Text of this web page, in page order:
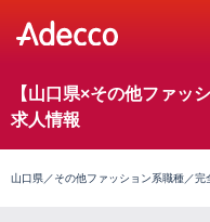
【山口県×その他ファッ
求人情報
山口県／その他ファッション系職種／完